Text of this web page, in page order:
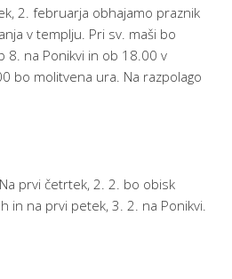
2. februarja obhajamo praznik
v templju. Pri sv. maši bo
8. na Ponikvi in ob 18.00 v
bo molitvena ura. Na razpolago
prvi četrtek, 2. 2. bo obisk
in na prvi petek, 3. 2. na Ponikvi.